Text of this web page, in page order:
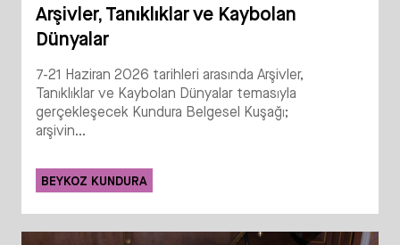
Arşivler, Tanıklıklar ve Kaybolan
Dünyalar
7-21 Haziran 2026 tarihleri arasında Arşivler,
Tanıklıklar ve Kaybolan Dünyalar temasıyla
gerçekleşecek Kundura Belgesel Kuşağı;
arşivin...
BEYKOZ KUNDURA